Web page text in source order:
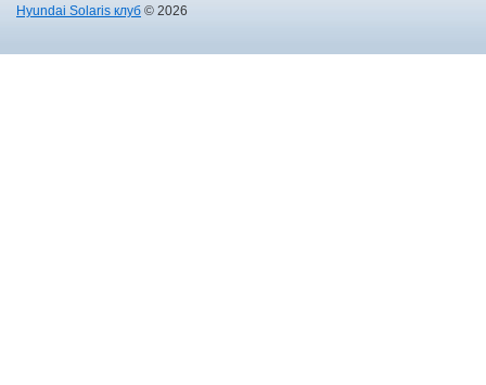
Hyundai Solaris клуб © 2026